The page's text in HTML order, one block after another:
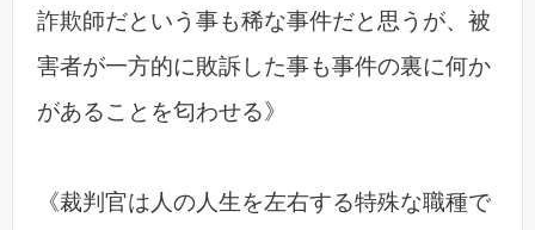
詐欺師だという事も稀な事件だと思うが、被
害者が一方的に敗訴した事も事件の裏に何か
があることを匂わせる》
《裁判官は人の人生を左右する特殊な職種で